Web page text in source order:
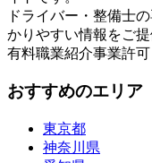
ドライバー・整備士
かりやすい情報をご提
有料職業紹介事業許
おすすめのエリア
東京都
神奈川県